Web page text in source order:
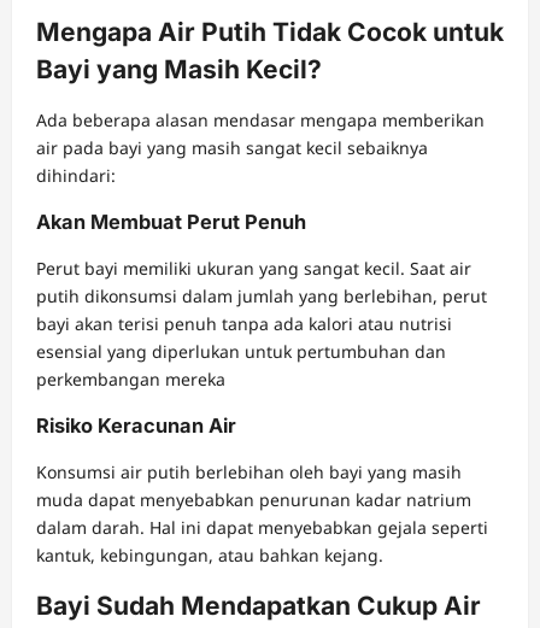
Mengapa Air Putih Tidak Cocok untuk
Bayi yang Masih Kecil?
Ada beberapa alasan mendasar mengapa memberikan
air pada bayi yang masih sangat kecil sebaiknya
dihindari:
Akan Membuat Perut Penuh
Perut bayi memiliki ukuran yang sangat kecil. Saat air
putih dikonsumsi dalam jumlah yang berlebihan, perut
bayi akan terisi penuh tanpa ada kalori atau nutrisi
esensial yang diperlukan untuk pertumbuhan dan
perkembangan mereka
Risiko Keracunan Air
Konsumsi air putih berlebihan oleh bayi yang masih
muda dapat menyebabkan penurunan kadar natrium
dalam darah. Hal ini dapat menyebabkan gejala seperti
kantuk, kebingungan, atau bahkan kejang.
Bayi Sudah Mendapatkan Cukup Air